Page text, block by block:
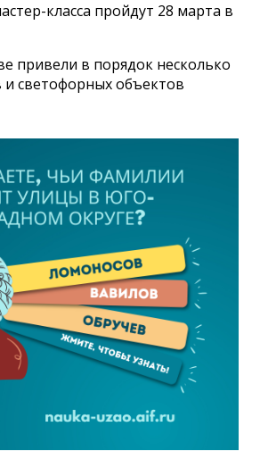
класса пройдут 28 марта в
привели в порядок несколько
светофорных объектов